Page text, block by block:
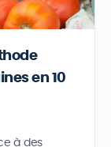
en 10
à des